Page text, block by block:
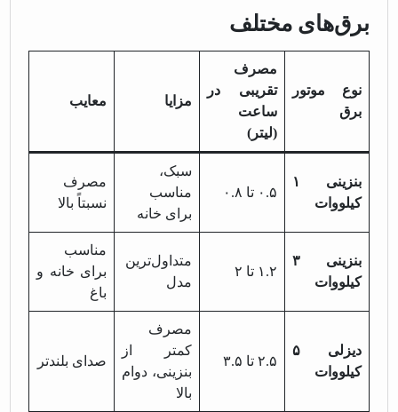
برق‌های مختلف
نوع موتور
برق
مصرف
تقریبی در
ساعت
(لیتر)
مزایا معایب
بنزینی ۱
کیلووات
۰.۵ تا ۰.۸
سبک،
مناسب
برای خانه
مصرف
نسبتاً بالا
بنزینی ۳
کیلووات
۱.۲ تا ۲
متداول‌ترین
مدل
مناسب
برای خانه و
باغ
دیزلی ۵
کیلووات
۲.۵ تا ۳.۵
مصرف
کمتر از
بنزینی، دوام
بالا
صدای بلندتر